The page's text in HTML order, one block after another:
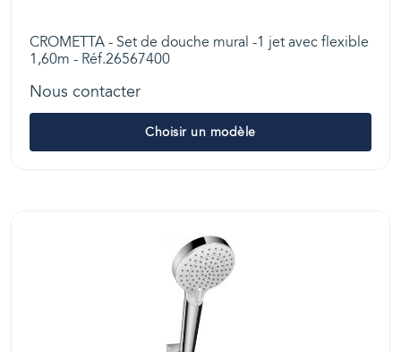
CROMETTA - Set de douche mural -1 jet avec flexible
1,60m - Réf.26567400
Nous contacter
Choisir un modèle